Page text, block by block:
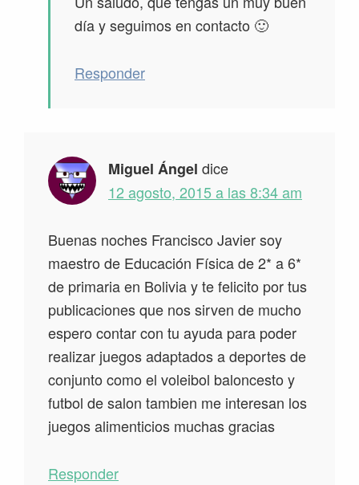
día y seguimos en contacto 🙂
Responder
Miguel Ángel dice
12 agosto, 2015 a las 8:34 am
Buenas noches Francisco Javier soy
maestro de Educación Física de 2* a 6*
de primaria en Bolivia y te felicito por tus
publicaciones que nos sirven de mucho
espero contar con tu ayuda para poder
realizar juegos adaptados a deportes de
conjunto como el voleibol baloncesto y
futbol de salon tambien me interesan los
juegos alimenticios muchas gracias
Responder